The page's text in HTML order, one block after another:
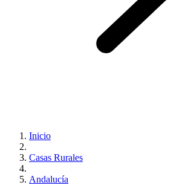
Inicio
Casas Rurales
Andalucía